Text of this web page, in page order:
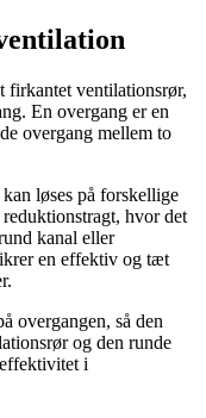
firkantet ventilationsrør,
En overgang er en
overgang mellem to
løses på forskellige
hvor det
kanal eller
en effektiv og tæt
overgangen, så den
og den runde
i